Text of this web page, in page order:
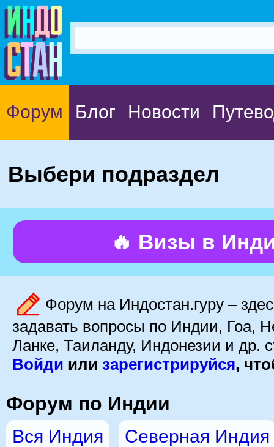
Форум Блог Новости
Выбери подраздел
🔥 Визы в
Форум на Индостан.гуру –
задавать вопросы по Индии, Гоа,
Ланке, Таиланду, Индонезии и др.
Войди или зарeгиcтpируйся,
Форум по Индии
Вся Индия Северная Индия